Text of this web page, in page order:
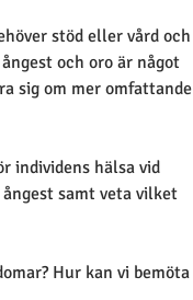
stöd eller vård och
och oro är något
sig om mer omfattande
individens hälsa vid
samt veta vilket
Hur kan vi bemöta